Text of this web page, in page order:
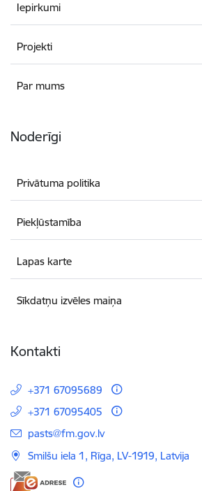
Iepirkumi
Projekti
Par mums
Noderīgi
Privātuma politika
Piekļūstamība
Lapas karte
Sīkdatņu izvēles maiņa
Kontakti
+371 67095689
+371 67095405
E-pasts:
pasts@fm.gov.lv
Smilšu iela 1, Rīga, LV-1919, Latvija